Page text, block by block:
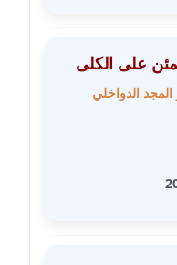
على الكلى
المجد الدواخلي